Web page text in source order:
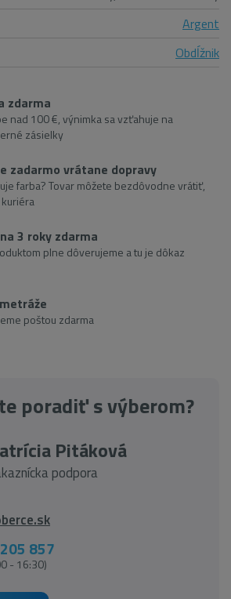
Argent
Obdĺžnik
zdarma
nad 100 €, výnimka sa vzťahuje na
zásielky
zadarmo vrátane dopravy
farba? Tovar môžete bezdôvodne vrátiť,
3 roky zdarma
plne dôverujeme a tu je dôkaz
poštou zdarma
poradiť s výberom?
Pitáková
podpora
857
- 16:30)